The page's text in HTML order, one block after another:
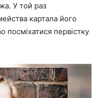
У той раз
картала його
посміхатися первістку